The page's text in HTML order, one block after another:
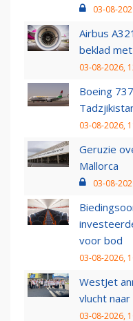
03-08-
Airbus
beklad
03-08-2026,
Boeing
03-08-2026,
Geruzie
Mallorca
03-08-
voor bod
03-08-2026,
WestJet
vlucht naar
03-08-2026,